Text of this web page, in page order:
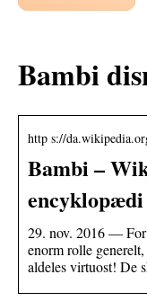
Bambi
http s://
Bambi –
encyklopædi
29. nov. 2016 —
enorm rolle
aldeles virtuost! De